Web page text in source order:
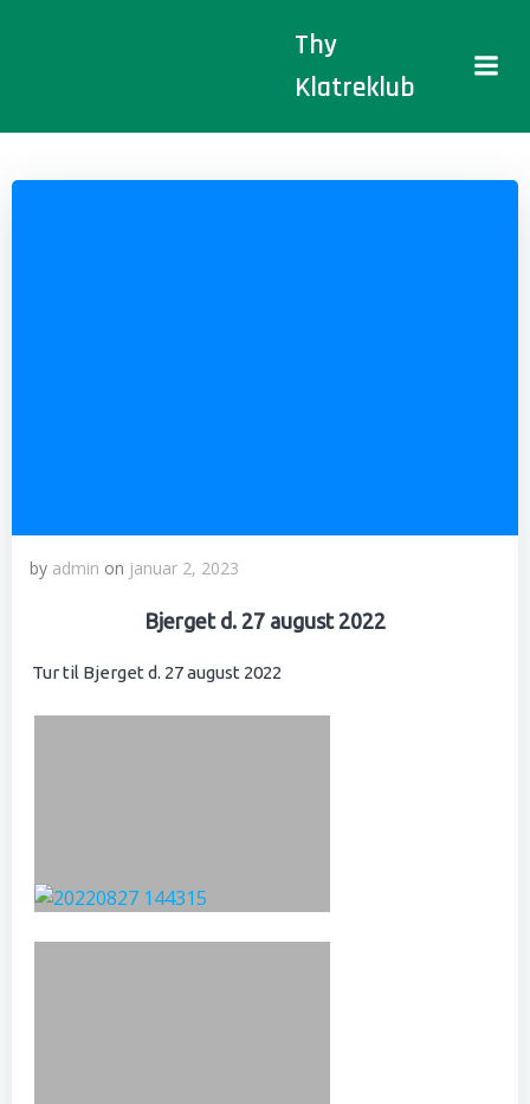
Thy
Klatreklub
by admin on januar 2, 2023
Bjerget d. 27 august 2022
Tur til Bjerget d. 27 august 2022